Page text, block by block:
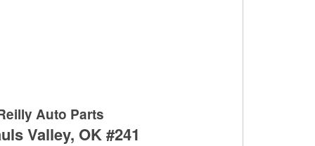
Auto Parts
Valley, OK #241